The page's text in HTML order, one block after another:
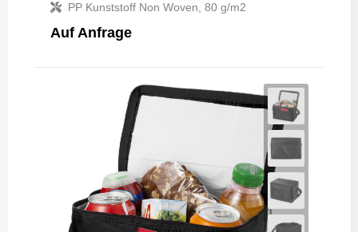
PP Kunststoff Non Woven, 80 g/m2
Auf Anfrage